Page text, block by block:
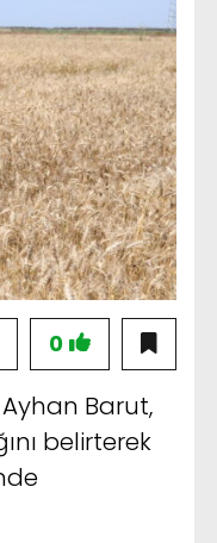
0
Barut,
belirterek